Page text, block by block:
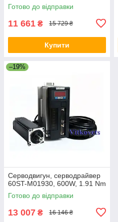
Готово до відправки
11 661 ₴ 15 729 ₴
Купити
–19%
Серводвигун, серводрайвер
60ST-M01930, 600W, 1.91 Nm
Готово до відправки
13 007 ₴ 16 146 ₴